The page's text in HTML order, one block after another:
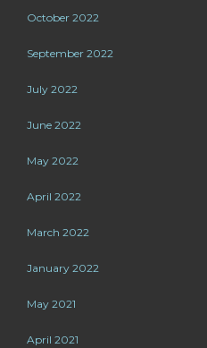
October 2022
September 2022
July 2022
June 2022
May 2022
April 2022
March 2022
January 2022
May 2021
April 2021